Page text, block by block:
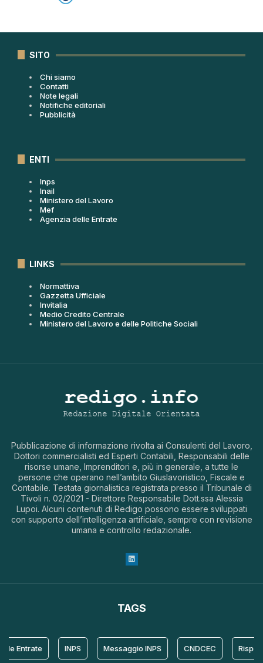
SITO
Chi siamo
Contatti
Note legali
Notifiche editoriali
Pubblicità
ENTI
Inps
Inail
Ministero del Lavoro
Mef
Agenzia delle Entrate
LINKS
Normattiva
Gazzetta Ufficiale
Invitalia
Medio Credito Centrale
Ministero del Lavoro e delle Politiche Sociali
Pubblicazione di informazione rivolta ai Consulenti del Lavoro,
Dottori commercialisti ed Esperti Contabili, Responsabili delle
risorse umane, Imprenditori e, più in generale, a tutte le
persone che operano nell’ambito Giuslavoristico, Fiscale e
Contabile. Testata giornalistica registrata presso il Tribunale di
Tivoli n. 02/2021 - Direttore Responsabile Dott.ssa Alessia
Lupoi. Alcuni contenuti di Redigo possono essere sviluppati
con supporto dell’intelligenza artificiale, sempre con revisione
umana e controllo redazionale.
TAGS
Entrate INPS Messaggio INPS CNDCEC Risposta